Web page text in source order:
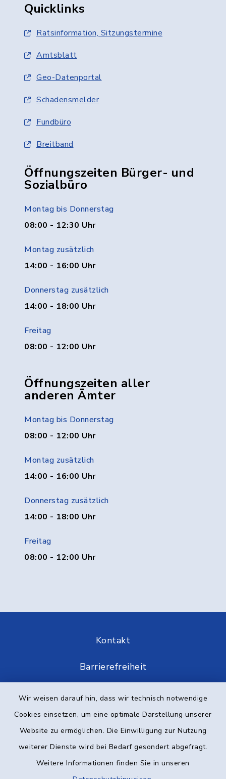
Wir weisen darauf hin, dass wir technisch notwendige
Cookies einsetzen, um eine optimale Darstellung unserer
Website zu ermöglichen. Die Einwilligung zur Nutzung
weiterer Dienste wird bei Bedarf gesondert abgefragt.
Weitere Informationen finden Sie in unseren
Quicklinks
Ratsinformation, Sitzungstermine
Amtsblatt
Geo-Datenportal
Schadensmelder
Fundbüro
Breitband
Öffnungszeiten Bürger- und
Sozialbüro
Montag bis Donnerstag
08:00 - 12:30 Uhr
Montag zusätzlich
14:00 - 16:00 Uhr
Donnerstag zusätzlich
14:00 - 18:00 Uhr
Freitag
08:00 - 12:00 Uhr
Öffnungszeiten aller
anderen Ämter
Montag bis Donnerstag
08:00 - 12:00 Uhr
Montag zusätzlich
14:00 - 16:00 Uhr
Donnerstag zusätzlich
14:00 - 18:00 Uhr
Freitag
08:00 - 12:00 Uhr
Kontakt
Barrierefreiheit
Datenschutz
Impressum
Elektronische Kommunikation